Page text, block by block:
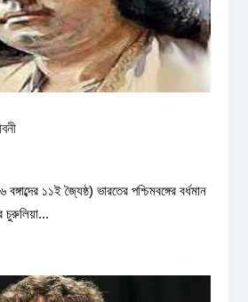
১১ই জ্যৈষ্ঠ) ভারতের পশ্চিমবঙ্গের বর্ধমান
চুরুলিয়া...